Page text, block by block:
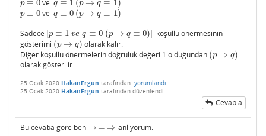
p ≡ 0
p≡0 ve q ≡ 1
q≡1 (p → q ≡ 1)
(p→q≡1
p ≡ 0
p≡0 ve q ≡ 0
q≡0 (p → q ≡ 1)
(p→q≡1
Sadece [p ≡ 1 ve q ≡ 0 (p → q ≡ 0)]
p≡1 ve q≡ 0 p→q ≡0) ]
koşullu önermesinin
gösterimi (p → q)
(p→q)
olarak kalır.
Diğer koşullu önermelerin doğruluk değeri 1 olduğundan (p ⇒ q)
(p⇒q)
olarak gösterilir.
25 Ocak 2020 HakanErgun tarafından yorumlandı
25 Ocak 2020 HakanErgun tarafından düzenlendi
Cevapla
Bu cevaba göre ben → = ⇒
→=⇒ anlıyorum.